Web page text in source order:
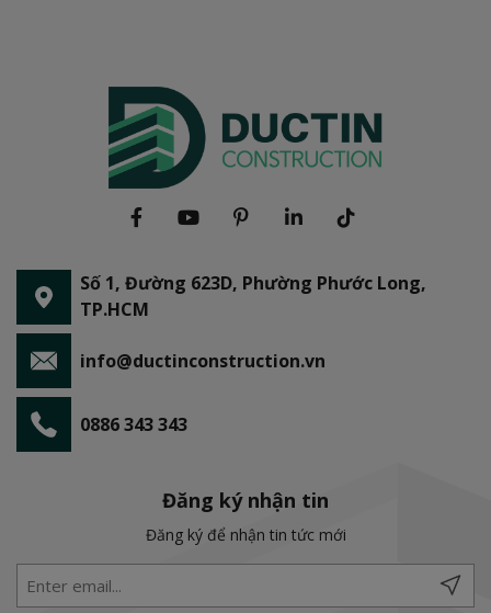
Số 1, Đường 623D, Phường Phước Long,
TP.HCM
info@ductinconstruction.vn
0886 343 343
Đăng ký nhận tin
Đăng ký để nhận tin tức mới